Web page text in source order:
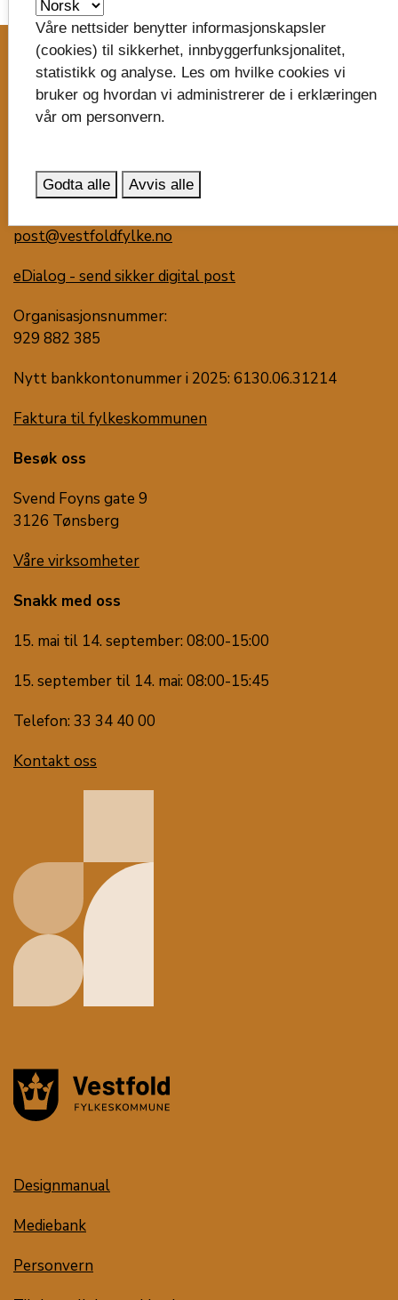
image_search
Skriv til oss
Vestfold fylkeskommune
Trudvang
3105 Tønsberg
post@vestfoldfylke.no
eDialog - send sikker digital post
Organisasjonsnummer:
929 882 385
Nytt bankkontonummer i 2025: 6130.06.31214
Faktura til fylkeskommunen
Besøk oss
Svend Foyns gate 9
3126 Tønsberg
Våre virksomheter
Snakk med oss
15. mai til 14. september: 08:00-15:00
15. september til 14. mai: 08:00-15:45
Telefon: 33 34 40 00
Kontakt oss
Designmanual
Mediebank
Personvern
Våre nettsider benytter informasjonskapsler
(cookies) til sikkerhet, innbyggerfunksjonalitet,
statistikk og analyse. Les om hvilke cookies vi
bruker og hvordan vi administrerer de i erklæringen
vår om personvern.
Godta alle Avvis alle